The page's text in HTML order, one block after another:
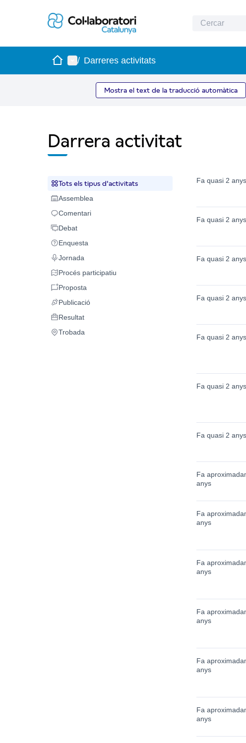
Inici Menú principal
/ Darreres activitats
Mostra el text de la traducció automàtica
Darrera activitat
Tots els tipus d'activitats
Tots els tipus d'activitats
Assemblea
Assemblea
Comentari
Comentari
DebatDebat
Enquesta
Enquesta
Jornada
Jornada
Procés participatiu
Procés participatiu
Proposta
Proposta
Publicació
Publicació
Resultat
Resultat
Trobada
Trobada
Fa quasi 2 anys
Fa quasi 2 anys
Fa quasi 2 anys
Fa quasi 2 anys
Fa quasi 2 anys
Fa quasi 2 anys
Fa quasi 2 anys
Fa
anys
Fa
anys
Fa
anys
Fa
anys
Fa
anys
Fa
anys